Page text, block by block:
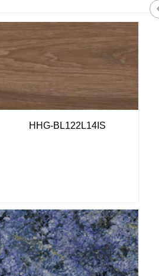
HHG-BL122L14IS
Nhà phân phối
tại Quảng Ngãi